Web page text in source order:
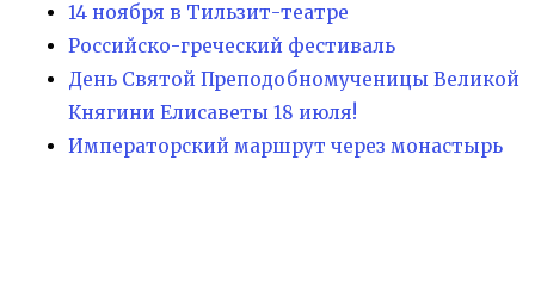
14 ноября в Тильзит-театре
Российско-греческий фестиваль
День Святой Преподобномученицы Великой
Княгини Елисаветы 18 июля!
Императорский маршрут через монастырь